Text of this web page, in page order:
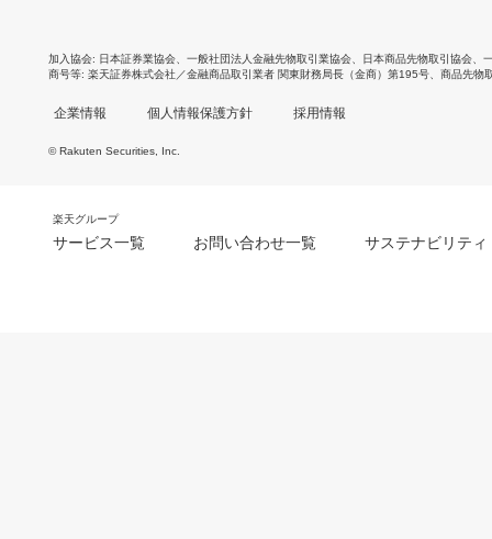
加入協会 日本証券業協会、 一般社団法人金融先物取引業協会、 日本商品先物取引協会、
商号等 楽天証券株式会社／金融商品取引業者 関東財務局長（金商）第195号、商品先物
企業情報 個人情報保護方針 採用情報
© Rakuten Securities, Inc.
楽天グループ
サービス一覧 お問い合わせ一覧 サステナビリティ